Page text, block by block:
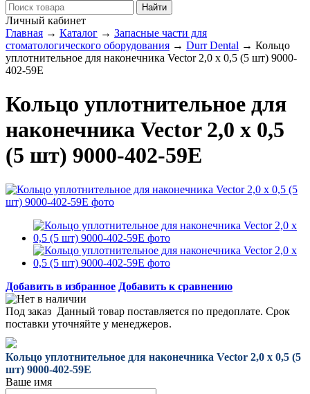
Личный кабинет
Главная → Каталог → Запасные части для
стоматологического оборудования → Durr Dental → Кольцо
уплотнительное для наконечника Vector 2,0 х 0,5 (5 шт) 9000-
402-59E
Кольцо уплотнительное для
наконечника Vector 2,0 х 0,5
(5 шт) 9000-402-59E
Добавить в избранное Добавить к сравнению
Под заказ Данный товар поставляется по предоплате. Срок
поставки уточняйте у менеджеров.
Кольцо уплотнительное для наконечника Vector 2,0 х 0,5 (5
шт) 9000-402-59E
Ваше имя